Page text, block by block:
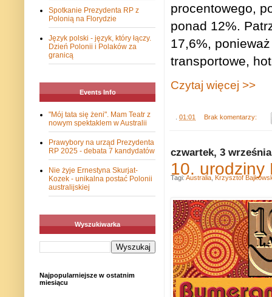
procentowego,
ponad 12%.
17,6%,
transportowe,
Czytaj więcej >>
01:01 Brak komentarzy:
czwartek, 3
10. urodziny
Tagi: Australia Krzysztof
Spotkanie Prezydenta RP z
Polonią na Florydzie
Język polski - język, który łączy.
Dzień Polonii i Polaków za
granicą
Events Info
"Mój tata się żeni". Mam Teatr z
nowym spektaklem w Australii
Prawybory na urząd Prezydenta
RP 2025 - debata 7 kandydatów
Nie żyje Ernestyna Skurjat-
Kozek - unikalna postać Polonii
australijskiej
Wyszukiwarka
Najpopularniejsze w ostatnim
miesiącu